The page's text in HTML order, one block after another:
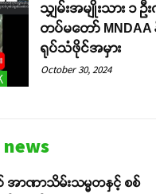
သျှမ်းအမျိုးသား ၁
တပ်မတော်
ရုပ်သံဖိုင်အမှား
October 30, 2024
အာဏာသိမ်းသမ္မတနှင့် စစ်